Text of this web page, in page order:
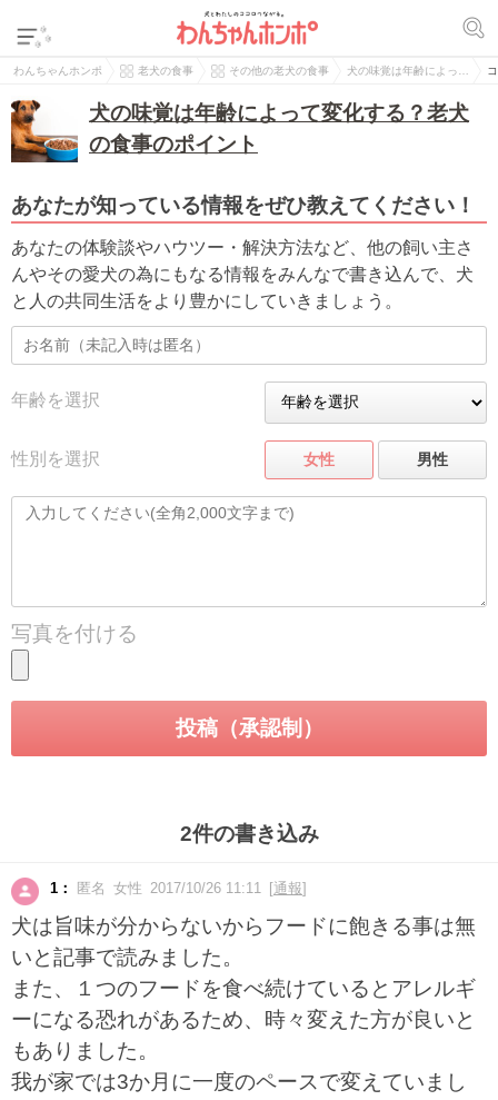
わんちゃんホンポ 老犬の食事 その他の老犬の食事 犬の味覚は年齢によっ…
犬の味覚は年齢によって変化する？老犬
の食事のポイント
あなたが知っている情報をぜひ教えてください！
あなたの体験談やハウツー・解決方法など、他の飼い主さ
んやその愛犬の為にもなる情報をみんなで書き込んで、犬
と人の共同生活をより豊かにしていきましょう。
年齢を選択
性別を選択 女性 男性
写真を付ける
2件の書き込み
1： 匿名 女性 2017/10/26 11:11 [通報]
犬は旨味が分からないからフードに飽きる事は無
いと記事で読みました。
また、１つのフードを食べ続けているとアレルギ
ーになる恐れがあるため、時々変えた方が良いと
もありました。
我が家では3か月に一度のペースで変えていまし